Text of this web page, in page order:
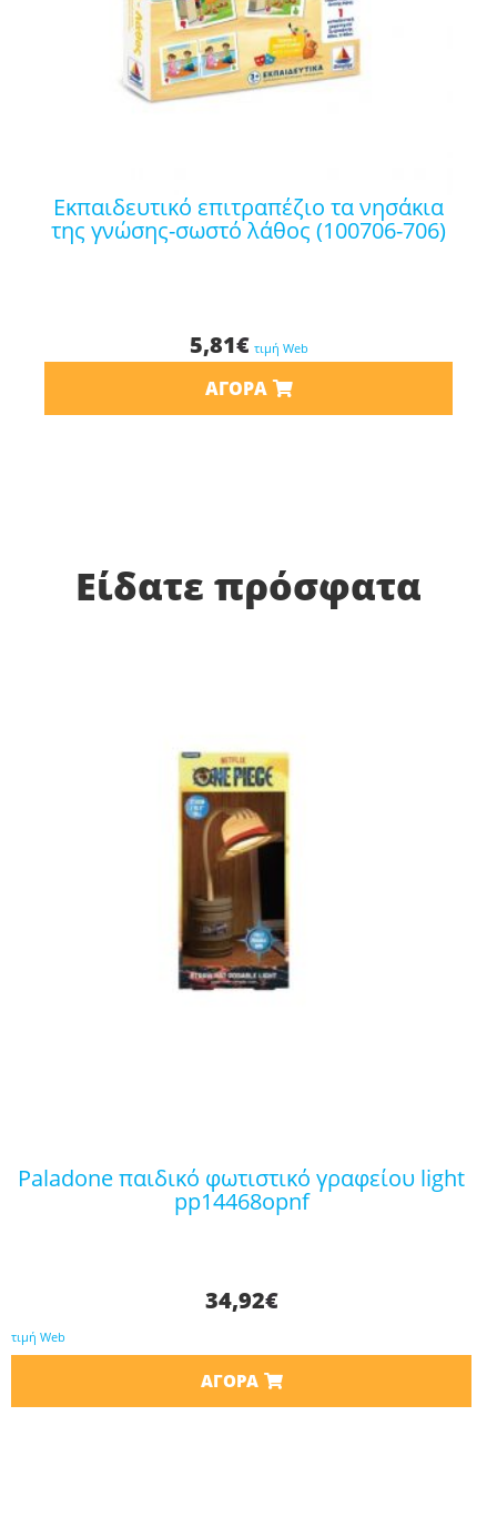
εκπαιδευτικό επιτραπέζιο τα νησάκια
της γνώσης-σωστό λάθος (100706-706)
5,81€ τιμή Web
ΑΓΟΡΆ
Είδατε πρόσφατα
paladone παιδικό φωτιστικό γραφείου light
pp14468opnf
34,92€
τιμή Web
ΑΓΟΡΆ